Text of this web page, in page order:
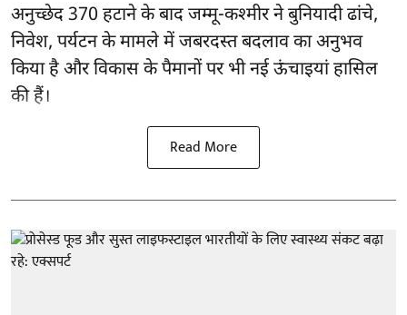
अनुच्छेद 370 हटाने के बादजम्मू-कश्मीर ने बुनियादी ढांचे,
निवेश, पर्यटन के मामले में जबरदस्त बदलाव का अनुभव
किया है और विकास के पैमानों पर भी नई ऊंचाइयां हासिल
की हैं।
Read More